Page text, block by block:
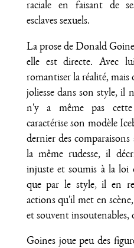
raciale en faisant de
esclaves sexuels.
La prose de Donald
elle est directe. Avec
romantiser la réalité, mais
joliesse dans son style, il
n'y a même pas
caractérise son modèle
dernier des
la même rudesse, il
injuste et soumis à la
que par le style, il en
actions qu'il met en
et souvent insoutenables,
Goines joue peu des